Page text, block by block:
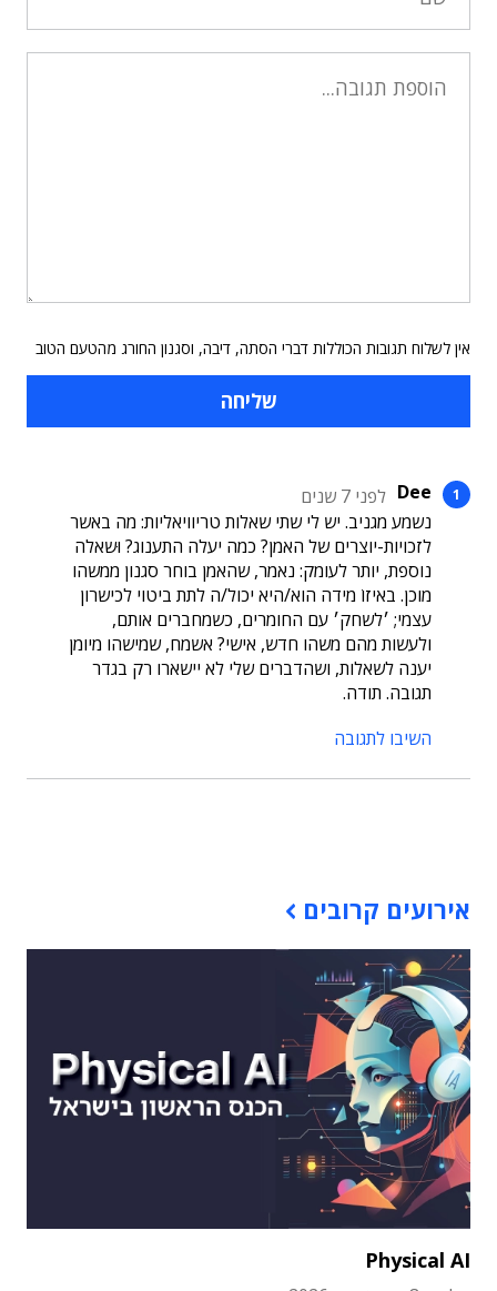
אין לשלוח תגובות הכוללות דברי הסתה, דיבה, וסגנון החורג מהטעם הטוב
Dee לפני 7 שנים
נשמע מגניב. יש לי שתי שאלות טריוויאליות: מה באשר
לזכויות-יוצרים של האמן? כמה יעלה התענוג? וּשאלה
נוספת, יותר לעומק: נאמר, שהאמן בוחר סגנון ממשהו
מוכן. באיזוֹ מידה הוא/היא יכול/ה לתת ביטוי לכישרון
עצמי; ׳לשחק׳ עם החומרים, כשמחברים אותם,
ולעשות מהם משהו חדש, אישי? אשמח, שמישהו מיומן
יענה לשאלות, ושהדברים שלי לא יישארו רק בגדר
תגובה. תודה.
השיבו לתגובה
אירועים קרובים
Physical AI